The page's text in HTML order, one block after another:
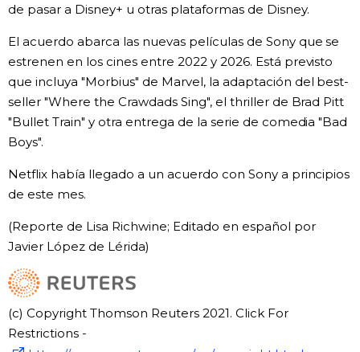
de pasar a Disney+ u otras plataformas de Disney.
El acuerdo abarca las nuevas películas de Sony que se
estrenen en los cines entre 2022 y 2026. Está previsto
que incluya "Morbius" de Marvel, la adaptación del best-
seller "Where the Crawdads Sing", el thriller de Brad Pitt
"Bullet Train" y otra entrega de la serie de comedia "Bad
Boys".
Netflix había llegado a un acuerdo con Sony a principios
de este mes.
(Reporte de Lisa Richwine; Editado en español por
Javier López de Lérida)
(c) Copyright Thomson Reuters 2021. Click For
Restrictions -